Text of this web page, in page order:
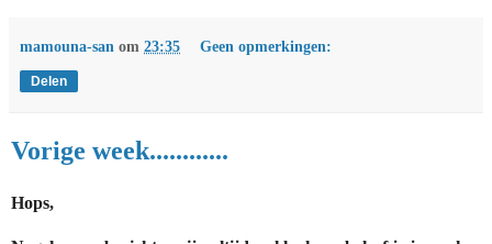
mamouna-san om 23:35 Geen opmerkingen:
Delen
Vorige week............
Hops,